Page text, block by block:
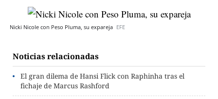
Nicki Nicole con Peso Pluma, su expareja EFE
Noticias relacionadas
El gran dilema de Hansi Flick con Raphinha tras el
fichaje de Marcus Rashford